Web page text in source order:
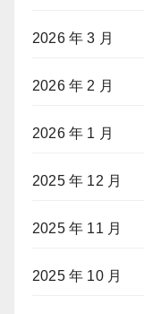
2026 年 3 月
2026 年 2 月
2026 年 1 月
2025 年 12 月
2025 年 11 月
2025 年 10 月